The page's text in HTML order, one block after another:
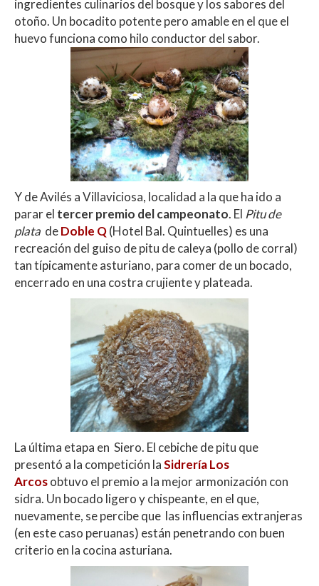
ingredientes culinarios del bosque y los sabores del
otoño. Un bocadito potente pero amable en el que el
huevo funciona como hilo conductor del sabor.
Y de Avilés a Villaviciosa, localidad a la que ha ido a
parar el tercer premio del campeonato. El Pitu de
plata deDoble Q(Hotel Bal. Quintuelles) es una
recreación del guiso de pitu de caleya (pollo de corral)
tan típicamente asturiano, para comer de un bocado,
encerrado en una costra crujiente y plateada.
La última etapa en Siero. El cebiche de pitu que
presentó a la competición laSidrería Los
Arcosobtuvo el premio a la mejor armonización con
sidra. Un bocado ligero y chispeante, en el que,
nuevamente, se percibe que las influencias extranjeras
(en este caso peruanas) están penetrando con buen
criterio en la cocina asturiana.